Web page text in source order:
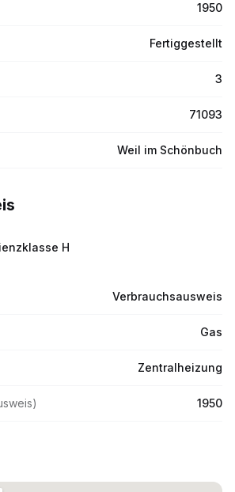
1950
Fertiggestellt
3
71093
Weil im Schönbuch
H
Verbrauchsausweis
Gas
Zentralheizung
1950